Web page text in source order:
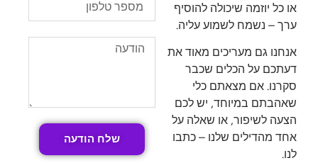
או כל יוזמה שיכולה להוסיף
ערך – נשמח לשמוע עליה.
אנחנו גם מעריכים מאוד את
דעתכם על הכלים שכבר
סקרנו. אם מצאתם כלי
שאהבתם במיוחד, יש לכם
הצעה לשיפור, או שאלה על
אחד מהדילים שלנו – כתבו
לנו.
שלח הודעה